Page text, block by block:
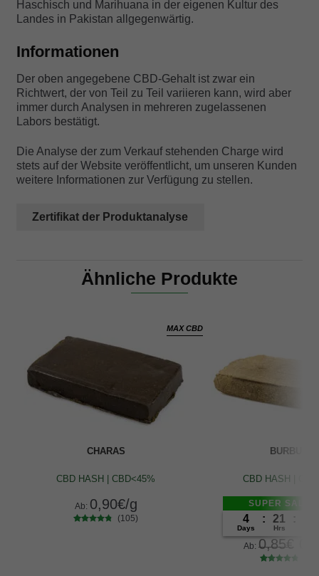
Haschisch und Marihuana in der eigenen Kultur des
Landes in Pakistan allgegenwärtig.
Informationen
Der oben angegebene CBD-Gehalt ist zwar ein
Richtwert, der von Teil zu Teil variieren kann, wird aber
immer durch Analysen in mehreren zugelassenen
Labors bestätigt.
Die Analyse der zum Verkauf stehenden Charge wird
stets auf der Website veröffentlicht, um unseren Kunden
weitere Informationen zur Verfügung zu stellen.
Zertifikat der Produktanalyse
Ähnliche Produkte
MAX CBD
CHARAS
CBD HASH | CBD<45%
Ab: 0,90€/g
(105)
BURBUKA
CBD HASH |
SUPER SALE -
4
Days
: 21
Hrs
Ab: 0,85